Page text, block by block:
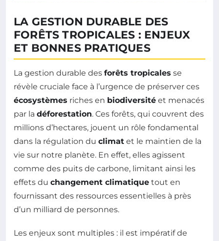
LA GESTION DURABLE DES
FORÊTS TROPICALES : ENJEUX
ET BONNES PRATIQUES
La gestion durable des forêts tropicales se
révèle cruciale face à l’urgence de préserver ces
écosystèmes riches en biodiversité et menacés
par la déforestation. Ces forêts, qui couvrent des
millions d’hectares, jouent un rôle fondamental
dans la régulation du climat et le maintien de la
vie sur notre planète. En effet, elles agissent
comme des puits de carbone, limitant ainsi les
effets du changement climatique tout en
fournissant des ressources essentielles à près
d’un milliard de personnes.
Les enjeux sont multiples : il est impératif de